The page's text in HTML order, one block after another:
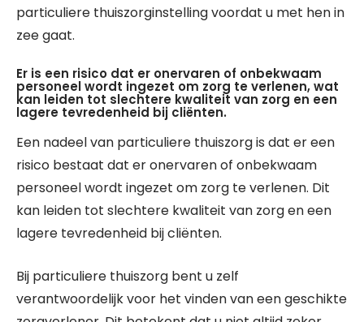
particuliere thuiszorginstelling voordat u met hen in
zee gaat.
Er is een risico dat er onervaren of onbekwaam
personeel wordt ingezet om zorg te verlenen, wat
kan leiden tot slechtere kwaliteit van zorg en een
lagere tevredenheid bij cliënten.
Een nadeel van particuliere thuiszorg is dat er een
risico bestaat dat er onervaren of onbekwaam
personeel wordt ingezet om zorg te verlenen. Dit
kan leiden tot slechtere kwaliteit van zorg en een
lagere tevredenheid bij cliënten.
Bij particuliere thuiszorg bent u zelf
verantwoordelijk voor het vinden van een geschikte